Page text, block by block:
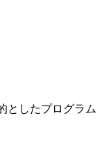
としたプログラム